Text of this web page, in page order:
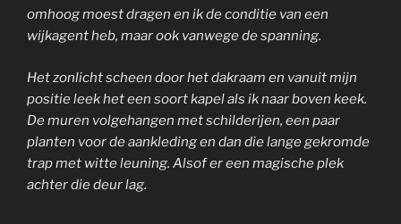
omhoog moest dragen en ik de conditie van een
wijkagent heb, maar ook vanwege de spanning.
Het zonlicht scheen door het dakraam en vanuit mijn
positie leek het een soort kapel als ik naar boven keek.
De muren volgehangen met schilderijen, een paar
planten voor de aankleding en dan die lange gekromde
trap met witte leuning. Alsof er een magische plek
achter die deur lag.